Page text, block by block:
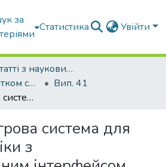
за
Статистика Увійти
Вибрані статті з наукових збірників КНУБА
Управління розвитком складних систем
Вип. 41
Навчально-ігрова система для розвитку логіки з інтелектуальним інтерфейсом
система для
з